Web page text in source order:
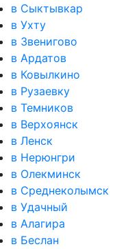
в Сыктывкар
в Ухту
в Звенигово
в Ардатов
в Ковылкино
в Рузаевку
в Темников
в Верхоянск
в Ленск
в Нерюнгри
в Олекминск
в Среднеколымск
в Удачный
в Алагира
в Беслан